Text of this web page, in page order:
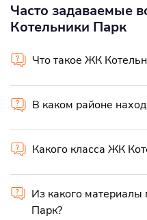
Часто задаваемые
Котельники Парк
Что такое ЖК
В каком районе
Какого класса ЖК
Из какого
Парк?